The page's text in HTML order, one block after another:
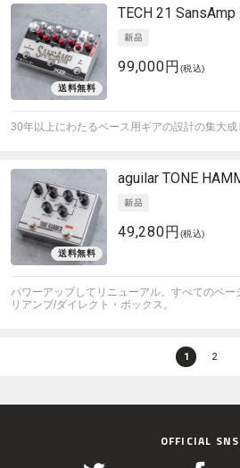
TECH 21 SansAmp
99,000円 (税込)
30年以上にわたるベース用ギアの設計の集大成
aguilar TONE
49,280円 (税込)
パワーアップしてリニューアル。すべてのベ
リアンプ/ダイレクト・ボックス。
1 2
OFFICIAL SNS